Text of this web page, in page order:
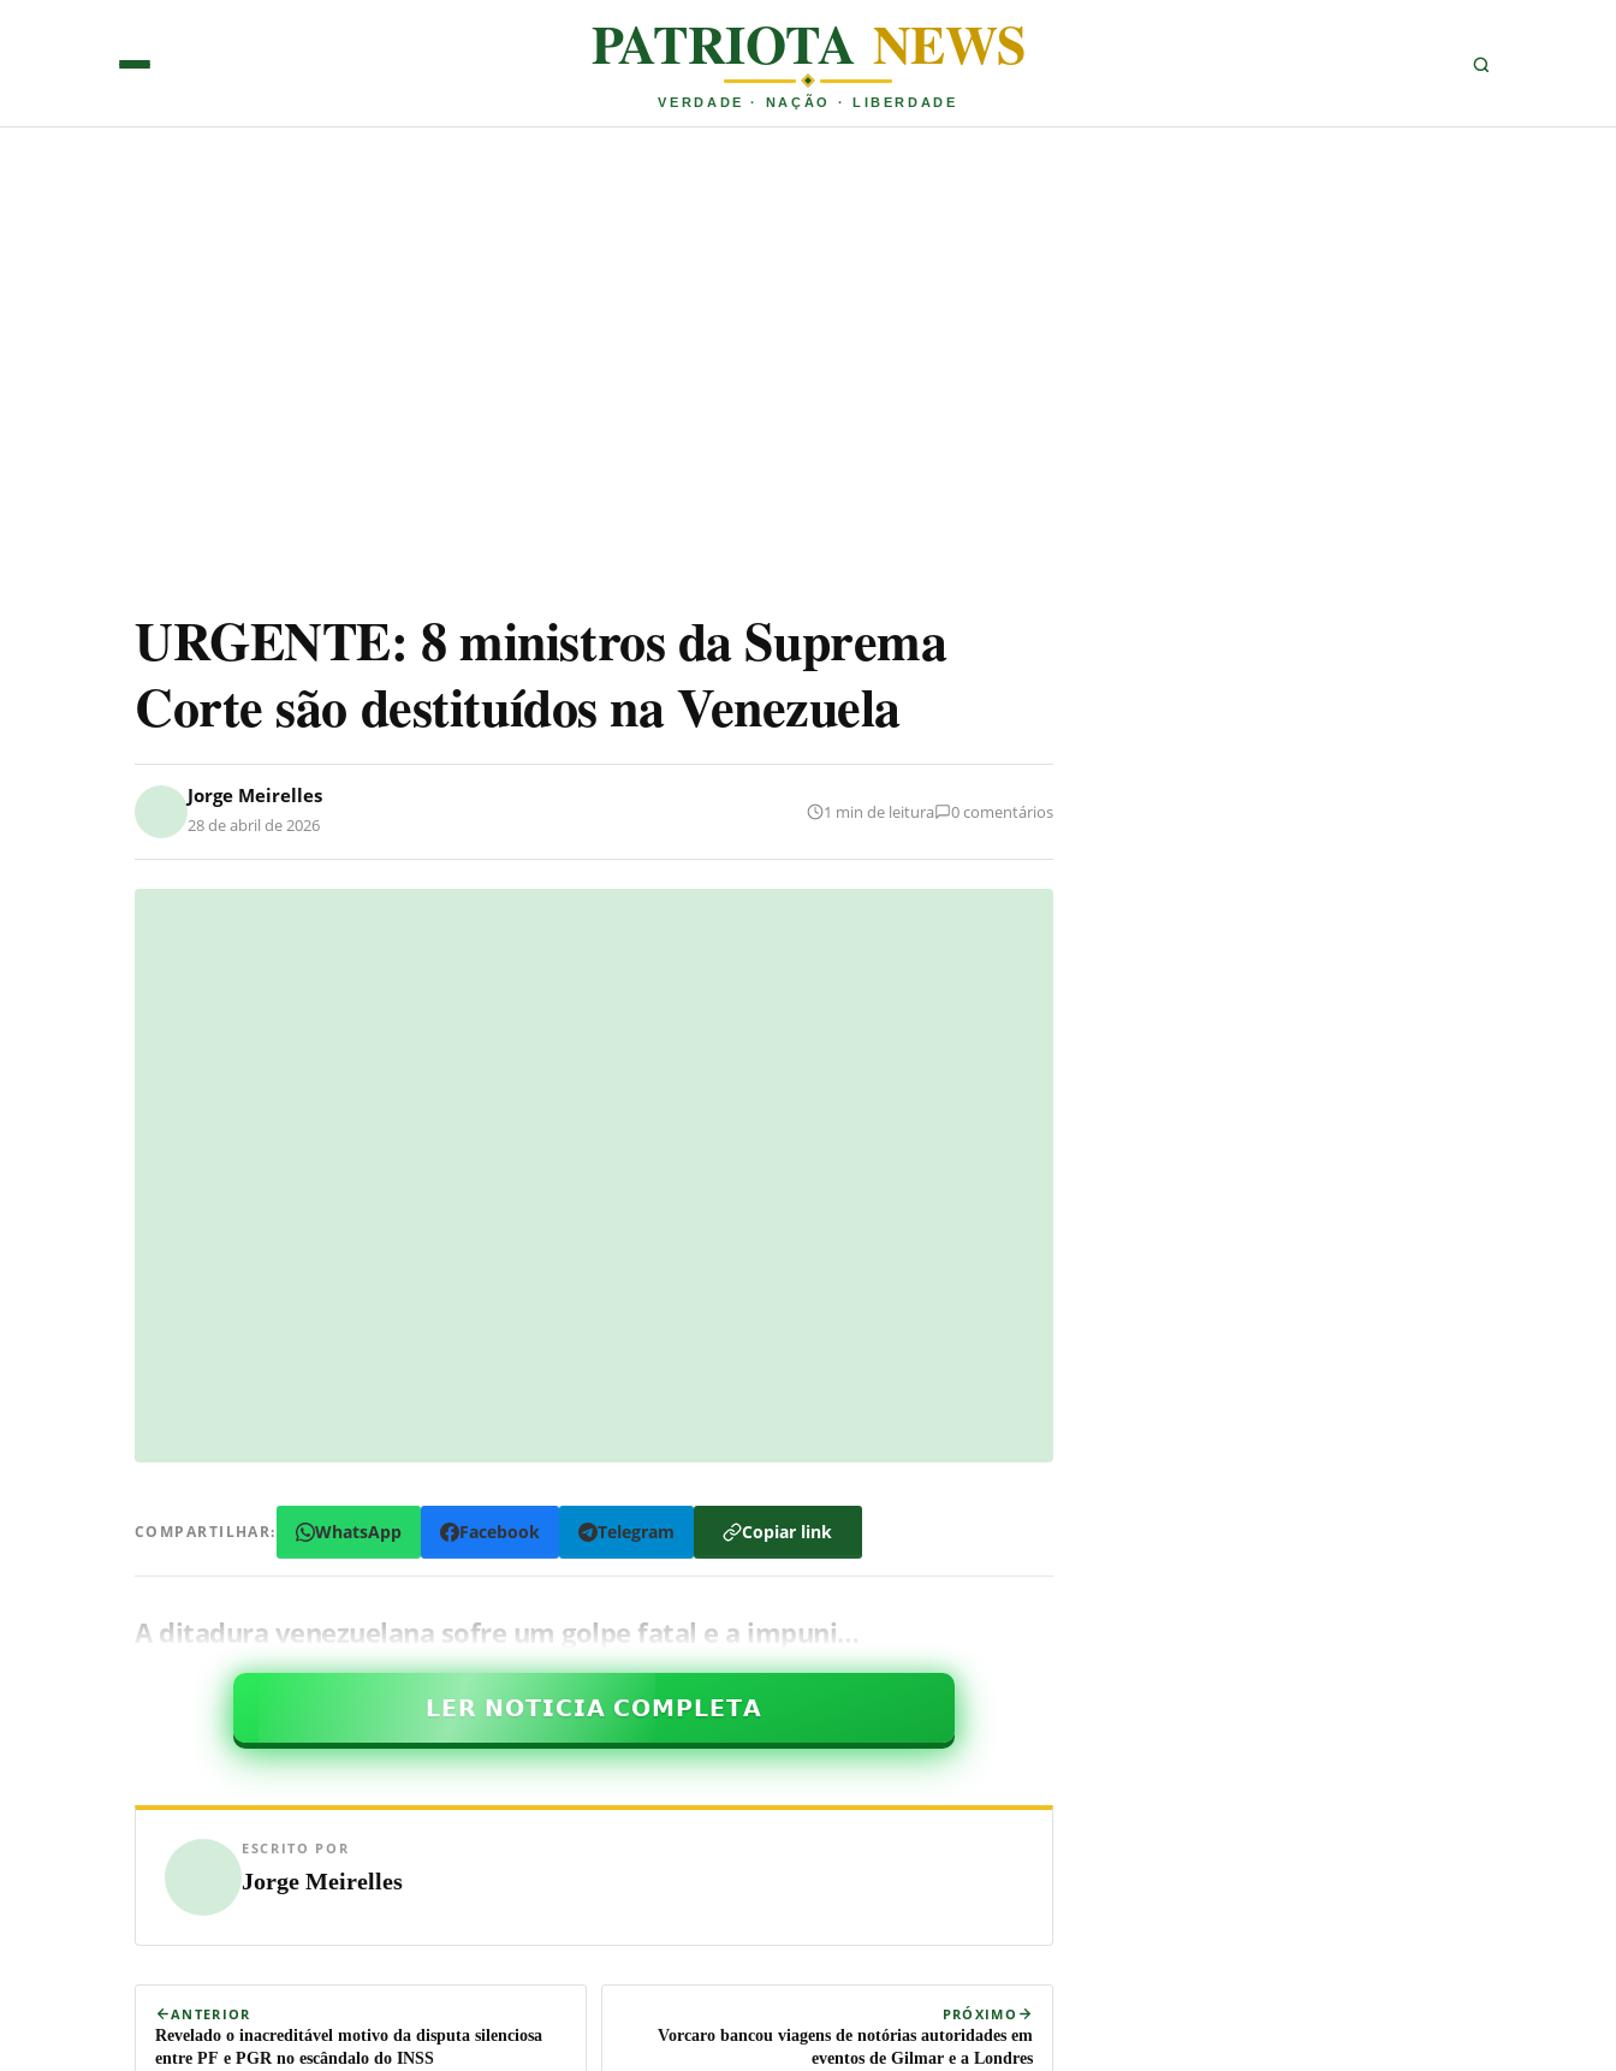
PATRIOTA NEWS
VERDADE · NAÇÃO · LIBERDADE
URGENTE: 8 ministros da Suprema
Corte são destituídos na Venezuela
Jorge Meirelles
28 de abril de 2026
1 min de leitura 0 comentários
COMPARTILHAR: WhatsApp Facebook Telegram Copiar link
A ditadura venezuelana sofre um golpe fatal e a impuni…
𝗟𝗘𝗥 𝗡𝗢𝗧𝗜𝗖𝗜𝗔 𝗖𝗢𝗠𝗣𝗟𝗘𝗧𝗔
ESCRITO POR
Jorge Meirelles
ANTERIOR
Revelado o inacreditável motivo da disputa silenciosa
entre PF e PGR no escândalo do INSS
PRÓXIMO
Vorcaro bancou viagens de notórias autoridades em
eventos de Gilmar e a Londres